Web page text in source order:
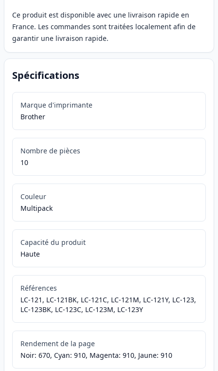
Ce produit est disponible avec une livraison rapide en
France. Les commandes sont traitées localement afin de
garantir une livraison rapide.
Spécifications
Marque d'imprimante
Brother
Nombre de pièces
10
Couleur
Multipack
Capacité du produit
Haute
Références
LC-121, LC-121BK, LC-121C, LC-121M, LC-121Y, LC-123,
LC-123BK, LC-123C, LC-123M, LC-123Y
Rendement de la page
Noir: 670, Cyan: 910, Magenta: 910, Jaune: 910